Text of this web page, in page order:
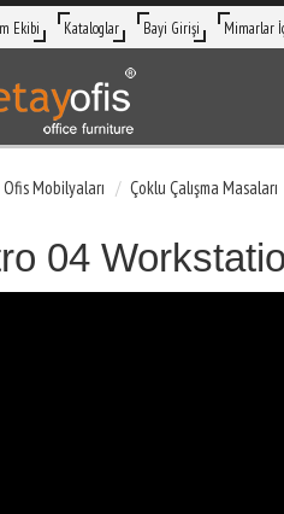
Ekibi Kataloglar Bayi Girişi Mimarlar
Ofis Mobilyaları Çoklu Çalışma Masaları
04